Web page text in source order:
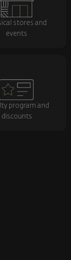
stores and
events
program and
discounts